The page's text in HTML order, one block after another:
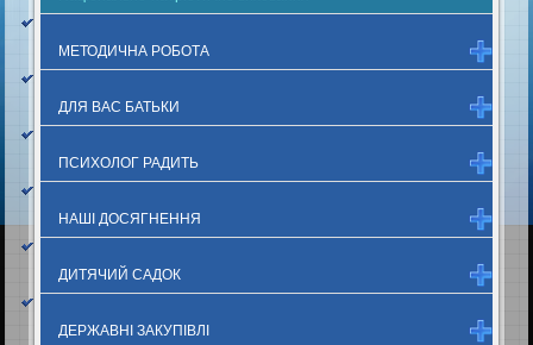
МЕТОДИЧНА РОБОТА
ДЛЯ ВАС БАТЬКИ
ПСИХОЛОГ РАДИТЬ
НАШІ ДОСЯГНЕННЯ
ДИТЯЧИЙ САДОК
ДЕРЖАВНІ ЗАКУПІВЛІ